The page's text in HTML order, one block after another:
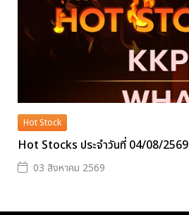
Hot Stock
Hot Stocks ประจำวันที่ 04/08/2569
03 สิงหาคม 2569